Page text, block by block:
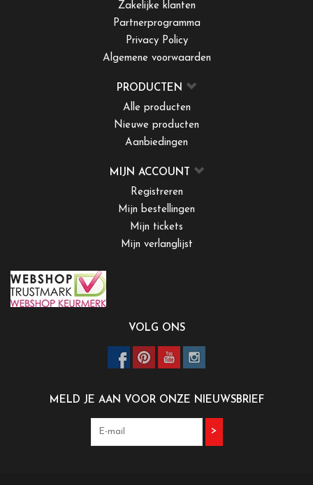
Zakelijke klanten
Partnerprogramma
Privacy Policy
Algemene voorwaarden
PRODUCTEN
Alle producten
Nieuwe producten
Aanbiedingen
MIJN ACCOUNT
Registreren
Mijn bestellingen
Mijn tickets
Mijn verlanglijst
VOLG ONS
MELD JE AAN VOOR ONZE NIEUWSBRIEF
>